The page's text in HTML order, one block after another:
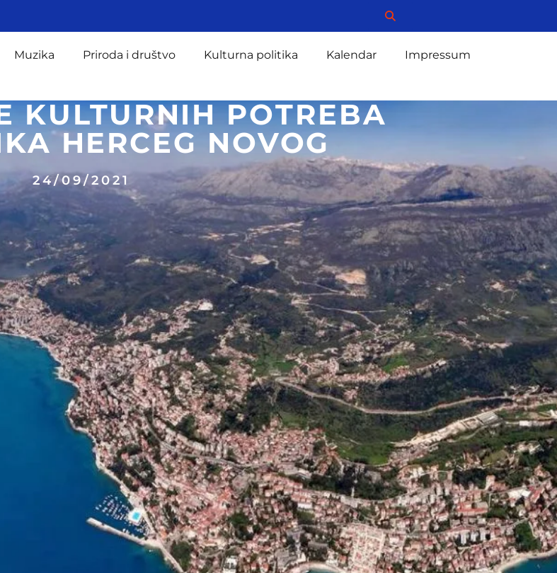
Muzika Priroda i društvo Kulturna politika Kalendar Impressum
KULTURNIH POTREBA
HERCEG NOVOG
24/09/2021